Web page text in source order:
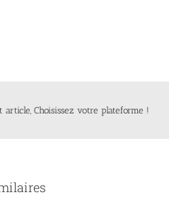
article, Choisissez votre plateforme !